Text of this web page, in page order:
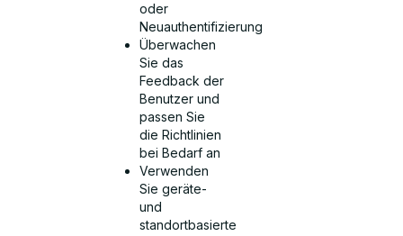
oder
Neuauthentifizierung
Überwachen
Sie das
Feedback der
Benutzer und
passen Sie
die Richtlinien
bei Bedarf an
Verwenden
Sie geräte-
und
standortbasierte